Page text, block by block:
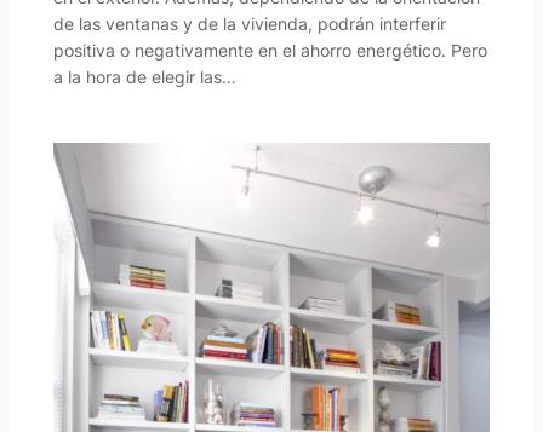
de las ventanas y de la vivienda, podrán interferir
positiva o negativamente en el ahorro energético. Pero
a la hora de elegir las…